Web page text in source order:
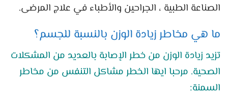
الصناعة الطبية ، الجراحين والأطباء في علاج المرضى.
ما هي مخاطر زيادة الوزن بالنسبة للجسم؟
تزيد زيادة الوزن من خطر الإصابة بالعديد من المشكلات
الصحية. مرحبا ايها الخطر مشاكل التنفس من مخاطر
السمنة: